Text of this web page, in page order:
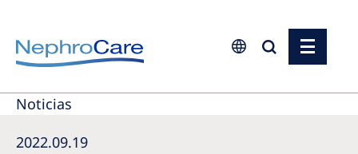
Europe
Noticias
2022.09.19